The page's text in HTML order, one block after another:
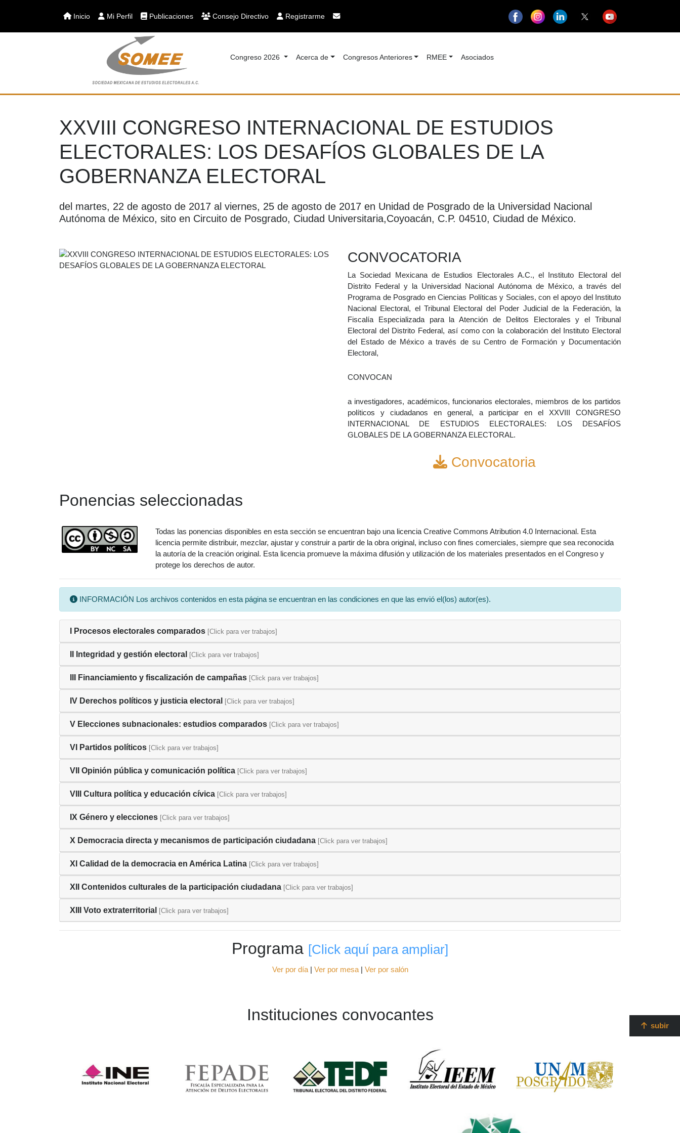
Inicio Mi Perfil Publicaciones Consejo Directivo Registrarme
Congreso 2026 Acerca de Congresos Anteriores RMEE Asociados
XXVIII CONGRESO INTERNACIONAL DE ESTUDIOS
ELECTORALES: LOS DESAFÍOS GLOBALES DE LA
GOBERNANZA ELECTORAL
del martes, 22 de agosto de 2017 al viernes, 25 de agosto de 2017 en Unidad de Posgrado de la Universidad Nacional
Autónoma de México, sito en Circuito de Posgrado, Ciudad Universitaria,Coyoacán, C.P. 04510, Ciudad de México.
CONVOCATORIA
La Sociedad Mexicana de Estudios Electorales A.C., el Instituto Electoral del
Distrito Federal y la Universidad Nacional Autónoma de México, a través del
Programa de Posgrado en Ciencias Políticas y Sociales, con el apoyo del Instituto
Nacional Electoral, el Tribunal Electoral del Poder Judicial de la Federación, la
Fiscalía Especializada para la Atención de Delitos Electorales y el Tribunal
Electoral del Distrito Federal, así como con la colaboración del Instituto Electoral
del Estado de México a través de su Centro de Formación y Documentación
Electoral,
CONVOCAN
a investigadores, académicos, funcionarios electorales, miembros de los partidos
políticos y ciudadanos en general, a participar en el XXVIII CONGRESO
INTERNACIONAL DE ESTUDIOS ELECTORALES: LOS DESAFÍOS
GLOBALES DE LA GOBERNANZA ELECTORAL.
Convocatoria
Ponencias seleccionadas
Todas las ponencias disponibles en esta sección se encuentran bajo una licencia Creative Commons Atribution 4.0 Internacional. Esta
licencia permite distribuir, mezclar, ajustar y construir a partir de la obra original, incluso con fines comerciales, siempre que sea reconocida
la autoría de la creación original. Esta licencia promueve la máxima difusión y utilización de los materiales presentados en el Congreso y
protege los derechos de autor.
INFORMACIÓN Los archivos contenidos en esta página se encuentran en las condiciones en que las envió el(los) autor(es).
I Procesos electorales comparados [Click para ver trabajos]
II Integridad y gestión electoral [Click para ver trabajos]
III Financiamiento y fiscalización de campañas [Click para ver trabajos]
IV Derechos políticos y justicia electoral [Click para ver trabajos]
V Elecciones subnacionales: estudios comparados [Click para ver trabajos]
VI Partidos políticos [Click para ver trabajos]
VII Opinión pública y comunicación política [Click para ver trabajos]
VIII Cultura política y educación cívica [Click para ver trabajos]
IX Género y elecciones [Click para ver trabajos]
X Democracia directa y mecanismos de participación ciudadana [Click para ver trabajos]
XI Calidad de la democracia en América Latina [Click para ver trabajos]
XII Contenidos culturales de la participación ciudadana [Click para ver trabajos]
XIII Voto extraterritorial [Click para ver trabajos]
Programa [Click aquí para ampliar]
Ver por día| Ver por mesa| Ver por salón
Instituciones convocantes
subir